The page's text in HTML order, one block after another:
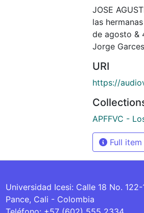
JOSE
las
de agosto &
Jorge
URI
https://
APFFVC -
Full
Universidad Icesi: Calle 18 No. 122-
Pance, Cali - Colombia